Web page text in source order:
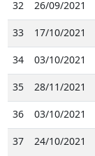
32 26/09/2021
33 17/10/2021
34 03/10/2021
35 28/11/2021
36 03/10/2021
37 24/10/2021